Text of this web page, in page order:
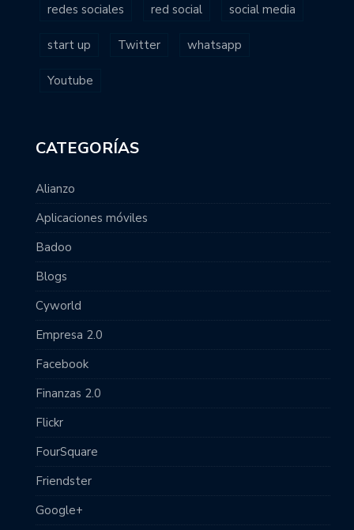
redes sociales red social social media
start up Twitter whatsapp
Youtube
CATEGORÍAS
Alianzo
Aplicaciones móviles
Badoo
Blogs
Cyworld
Empresa 2.0
Facebook
Finanzas 2.0
Flickr
FourSquare
Friendster
Google+